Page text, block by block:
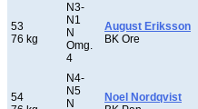
53
76 kg
N3-
N1
N
Omg.
4
August Eriksson
BK Ore
54
N4-
N5
N
Noel Nordqvist